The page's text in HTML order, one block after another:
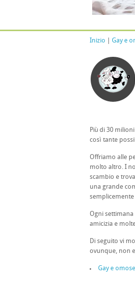
Inizio Gay e
Più di 30
così tante
Offriamo alle
molto altro. I
scambio e
una grande
Ogni
amicizia e
Di seguito vi
ovunque, non
Gay e